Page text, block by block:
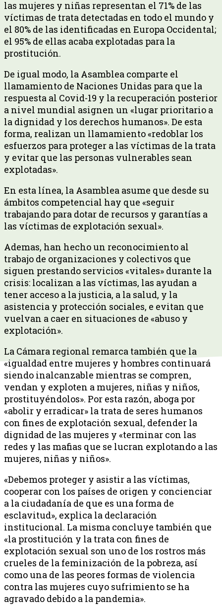
las mujeres y niñas representan el 71% de las
víctimas de trata detectadas en todo el mundo y
el 80% de las identificadas en Europa Occidental;
el 95% de ellas acaba explotadas para la
prostitución.
De igual modo, la Asamblea comparte el
llamamiento de Naciones Unidas para que la
respuesta al Covid-19 y la recuperación posterior
a nivel mundial asignen un «lugar prioritario a
la dignidad y los derechos humanos». De esta
forma, realizan un llamamiento «redoblar los
esfuerzos para proteger a las víctimas de la trata
y evitar que las personas vulnerables sean
explotadas».
En esta línea, la Asamblea asume que desde su
ámbitos competencial hay que «seguir
trabajando para dotar de recursos y garantías a
las víctimas de explotación sexual».
Ademas, han hecho un reconocimiento al
trabajo de organizaciones y colectivos que
siguen prestando servicios «vitales» durante la
crisis: localizan a las víctimas, las ayudan a
tener acceso a la justicia, a la salud, y la
asistencia y protección sociales, e evitan que
vuelvan a caer en situaciones de «abuso y
explotación».
La Cámara regional remarca también que la
«igualdad entre mujeres y hombres continuará
siendo inalcanzable mientras se compren,
vendan y exploten a mujeres, niñas y niños,
prostituyéndolos». Por esta razón, aboga por
«abolir y erradicar» la trata de seres humanos
con fines de explotación sexual, defender la
dignidad de las mujeres y «terminar con las
redes y las mafias que se lucran explotando a las
mujeres, niñas y niños».
«Debemos proteger y asistir a las víctimas,
cooperar con los países de origen y concienciar
a la ciudadanía de que es una forma de
esclavitud», explica la declaración
institucional. La misma concluye también que
«la prostitución y la trata con fines de
explotación sexual son uno de los rostros más
crueles de la feminización de la pobreza, así
como una de las peores formas de violencia
contra las mujeres cuyo sufrimiento se ha
agravado debido a la pandemia».